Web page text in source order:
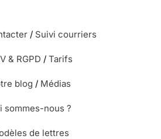
/ Suivi courriers
& RGPD / Tarifs
blog / Médias
sommes-nous ?
de lettres